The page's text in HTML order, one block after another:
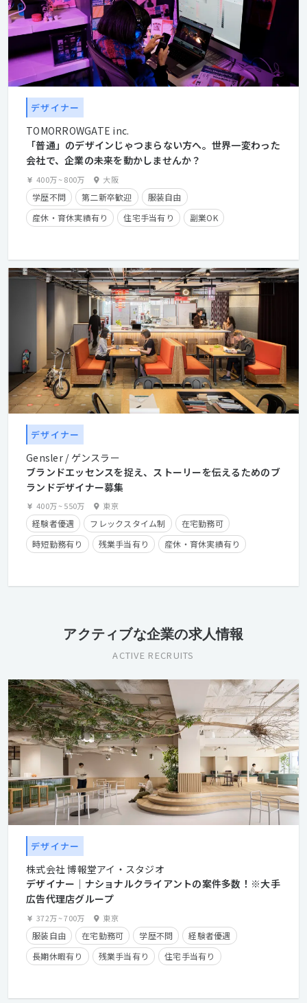
デザイナー
TOMORROWGATE inc.
「普通」のデザインじゃつまらない方へ。世界一変わった
会社で、企業の未来を動かしませんか？
400万~800万 大阪
学歴不問 第二新卒歓迎
服装自由
産休・育休実績有り
住宅手当有り
副業OK
クライアントとの直接取引多数
デザイナー
Gensler / ゲンスラー
ブランドエッセンスを捉え、ストーリーを伝えるためのブ
ランドデザイナー募集
400万~550万 東京
経験者優遇 フレックスタイム制
在宅勤務可
時短勤務有り
残業手当有り
産休・育休実績有り
アクティブな企業の求人情報
ACTIVE RECRUITS
デザイナー
株式会社 博報堂アイ・スタジオ
デザイナー│ナショナルクライアントの案件多数！※大手
広告代理店グループ
372万~700万 東京
服装自由 在宅勤務可 学歴不問
経験者優遇
長期休暇有り
残業手当有り
住宅手当有り